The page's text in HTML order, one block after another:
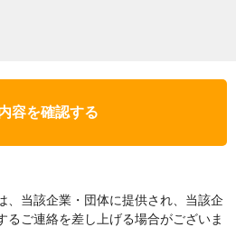
容を確認する
、当該企業・団体に提供され、当該企
るご連絡を差し上げる場合がございま